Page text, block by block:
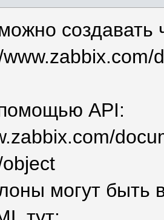
создавать
API:
могут быть